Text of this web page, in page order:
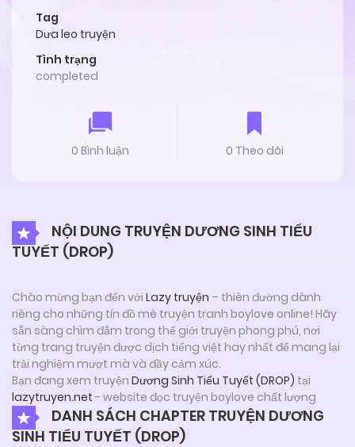
Tag
Dưa leo truyện
Tình trạng
completed
0 Bình luận 0 Theo dõi
NỘI DUNG TRUYỆN DƯƠNG SINH TIỂU
TUYẾT (DROP)
Chào mừng bạn đến với Lazy truyện – thiên đường dành
riêng cho những tín đồ mê truyện tranh boylove online! Hãy
sẵn sàng chìm đắm trong thế giới truyện phong phú, nơi
từng trang truyện được dịch tiếng việt hay nhất để mang lại
trải nghiệm mượt mà và đầy cảm xúc.
Bạn đang xem truyện Dương Sinh Tiểu Tuyết (DROP) tại
lazytruyen.net - website đọc truyện boylove chất lượng
DANH SÁCH CHAPTER TRUYỆN DƯƠNG
SINH TIỂU TUYẾT (DROP)